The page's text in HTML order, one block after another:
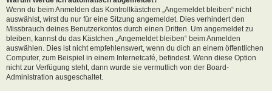
Wenn du beim Anmelden das Kontrollkästchen „Angemeldet bleiben“ nicht
auswählst, wirst du nur für eine Sitzung angemeldet. Dies verhindert den
Missbrauch deines Benutzerkontos durch einen Dritten. Um angemeldet zu
bleiben, kannst du das Kästchen „Angemeldet bleiben“ beim Anmelden
auswählen. Dies ist nicht empfehlenswert, wenn du dich an einem öffentlichen
Computer, zum Beispiel in einem Internetcafé, befindest. Wenn diese Option
nicht zur Verfügung steht, dann wurde sie vermutlich von der Board-
Administration ausgeschaltet.